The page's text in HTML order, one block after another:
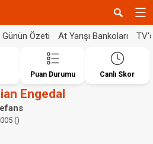
Günün Özeti At Yarışı Bankoları
Puan Durumu Canlı Skor
Engedal
()